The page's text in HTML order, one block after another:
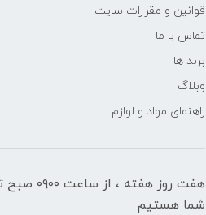
قوانین و مقررات سایت
تماس با ما
برند ها
وبلاگ
راهنمای مواد و لوازم
شما هستیم